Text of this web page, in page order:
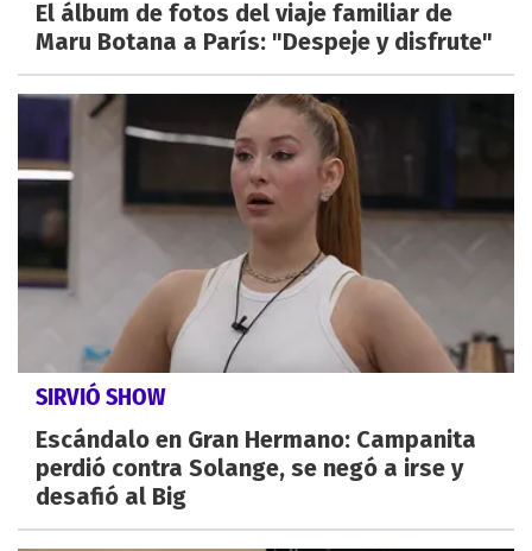
El álbum de fotos del viaje familiar de
Maru Botana a París: "Despeje y disfrute"
SIRVIÓ SHOW
Escándalo en Gran Hermano: Campanita
perdió contra Solange, se negó a irse y
desafió al Big